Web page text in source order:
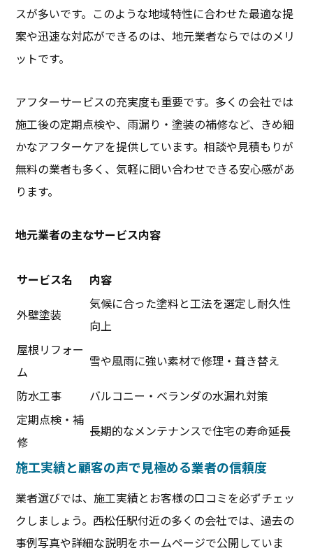
スが多いです。このような地域特性に合わせた最適な提
案や迅速な対応ができるのは、地元業者ならではのメリ
ットです。
アフターサービスの充実度も重要です。多くの会社では
施工後の定期点検や、雨漏り・塗装の補修など、きめ細
かなアフターケアを提供しています。相談や見積もりが
無料の業者も多く、気軽に問い合わせできる安心感があ
ります。
地元業者の主なサービス内容
サービス名 内容
外壁塗装
気候に合った塗料と工法を選定し耐久性
向上
屋根リフォー
ム
雪や風雨に強い素材で修理・葺き替え
防水工事
バルコニー・ベランダの水漏れ対策
定期点検・補
修
長期的なメンテナンスで住宅の寿命延長
施工実績と顧客の声で見極める業者の信頼度
業者選びでは、施工実績とお客様の口コミを必ずチェッ
クしましょう。西松任駅付近の多くの会社では、過去の
事例写真や詳細な説明をホームページで公開していま